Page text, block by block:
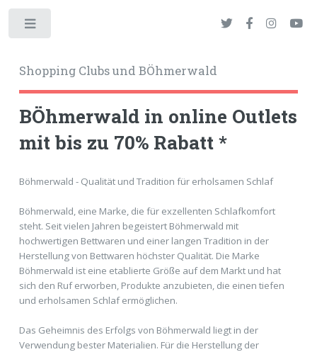
Shopping Clubs und BÖhmerwald
BÖhmerwald in online Outlets
mit bis zu 70% Rabatt *
Böhmerwald - Qualität und Tradition für erholsamen Schlaf
Böhmerwald, eine Marke, die für exzellenten Schlafkomfort
steht. Seit vielen Jahren begeistert Böhmerwald mit
hochwertigen Bettwaren und einer langen Tradition in der
Herstellung von Bettwaren höchster Qualität. Die Marke
Böhmerwald ist eine etablierte Größe auf dem Markt und hat
sich den Ruf erworben, Produkte anzubieten, die einen tiefen
und erholsamen Schlaf ermöglichen.
Das Geheimnis des Erfolgs von Böhmerwald liegt in der
Verwendung bester Materialien. Für die Herstellung der